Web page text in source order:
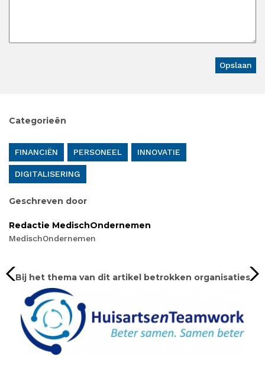
Categorieën
FINANCIËN PERSONEEL INNOVATIE
DIGITALISERING
Geschreven door
Redactie MedischOndernemen
MedischOndernemen
Bij het thema van dit artikel betrokken organisaties